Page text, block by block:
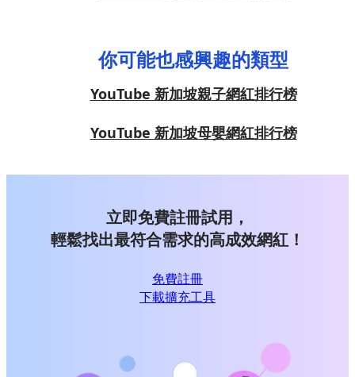
你可能也感興趣的類型
YouTube 新加坡親子網紅排行榜
YouTube 新加坡母嬰網紅排行榜
立即免費註冊試用，
輕鬆找出最符合需求的高成效網紅！
免費註冊
下載擴充工具